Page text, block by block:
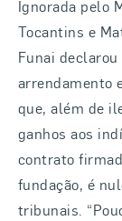
Ignorada pelo
Tocantins e
Funai
arrendamento
que, além de
ganhos aos
contrato
fundação, é
tribunais.